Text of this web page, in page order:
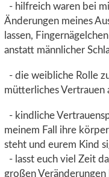
- hilfreich waren bei
Änderungen meines
lassen,
anstatt männlicher
- die weibliche Rolle
mütterliches Vertrauen
- kindliche
meinem Fall ihre
steht und eurem Kind
- lasst euch viel Zeit
großen